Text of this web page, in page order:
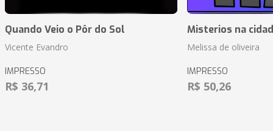
Quando Veio o Pôr do Sol
Vicente Evandro
IMPRESSO
R$ 36,71
Misterios na
Melissa de oliveira
IMPRESSO
R$ 50,26